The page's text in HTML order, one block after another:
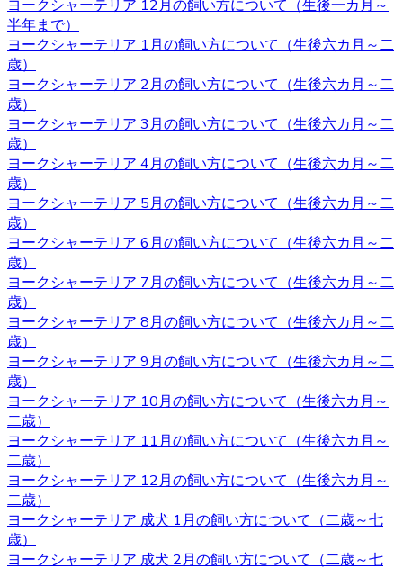
があり、女の子の場合は避妊手術をしないと発情期に血が
出たり、妊娠の危険性があることがあります。 いずれの場
合も性格は飼い主の育て方次第なので、もしフィーリング
が合って気に入った子がいた場合には性別はそれほど重要
ではないでしょう。
2020.10.30
ヨークシャーテリアは体が小さいため、室内で遊び回るだ
けで十分な運動になります。高齢者など毎日散歩に連れて
行ってあげられるか不安な人にもおすすめです。しかし、
ヨークシャテリアのストレス発散のためにも、週何回かは
軽めの散歩に連れていってあげるのが良いでしょう。何か
わからないことがありましたら、ヨークシャーテリア専門
のブリーダー・ベベドール にご相談ください。
2020.10.23
ブリーダーから子犬をお迎えする利点は、ペットショップ
とは異なりブリーダーが一匹一匹の健康状態や性格などを
きちんと把握しているというところです。また、育て方な
どで不安があるときには直接ブリーダーに確認することが
できます。子犬を飼うのであれば、お迎えはブリーダーか
らするのが一番です。ベベドールはヨークシャーテリア専
門ブリーダーをしております。ヨークシャーテリアをお迎
えの際にはベベドールにお任せください。
2020.10.16
子犬を購入するにあたって重要なポイントとなるのが、健
ヨークシャーテリア 12月の飼い方について（生後一カ月～
半年まで）
ヨークシャーテリア 1月の飼い方について（生後六カ月～二
歳）
ヨークシャーテリア 2月の飼い方について（生後六カ月～二
歳）
ヨークシャーテリア 3月の飼い方について（生後六カ月～二
歳）
ヨークシャーテリア 4月の飼い方について（生後六カ月～二
歳）
ヨークシャーテリア 5月の飼い方について（生後六カ月～二
歳）
ヨークシャーテリア 6月の飼い方について（生後六カ月～二
歳）
ヨークシャーテリア 7月の飼い方について（生後六カ月～二
歳）
ヨークシャーテリア 8月の飼い方について（生後六カ月～二
歳）
ヨークシャーテリア 9月の飼い方について（生後六カ月～二
歳）
ヨークシャーテリア 10月の飼い方について（生後六カ月～
二歳）
ヨークシャーテリア 11月の飼い方について（生後六カ月～
二歳）
ヨークシャーテリア 12月の飼い方について（生後六カ月～
二歳）
ヨークシャーテリア 成犬 1月の飼い方について（二歳～七
歳）
ヨークシャーテリア 成犬 2月の飼い方について（二歳～七